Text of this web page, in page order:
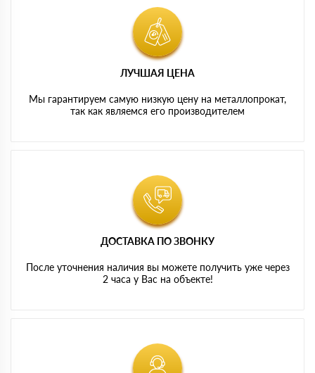
ЛУЧШАЯ ЦЕНА
Мы гарантируем самую низкую цену на металлопрокат,
так как являемся его производителем
ДОСТАВКА ПО ЗВОНКУ
После уточнения наличия вы можете получить уже через
2 часа у Вас на объекте!